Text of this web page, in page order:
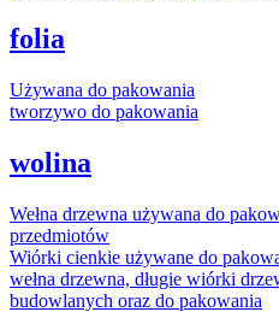
folia
Używana do pakowania
tworzywo do pakowania
wolina
Wełna drzewna używana do
przedmiotów
Wiórki cienkie używane do
wełna drzewna, długie wiórki
budowlanych oraz do pakowania